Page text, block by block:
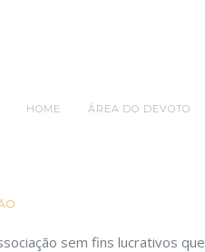
HOME ÁREA DO DEVOTO
sem fins lucrativos que